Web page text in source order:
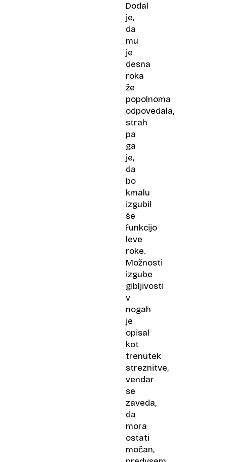
Dodal
je,
da
mu
je
desna
roka
že
popolnoma
odpovedala,
strah
pa
ga
je,
da
bo
kmalu
izgubil
še
funkcijo
leve
roke.
Možnosti
izgube
gibljivosti
v
nogah
je
opisal
kot
trenutek
streznitve,
vendar
se
zaveda,
da
mora
ostati
močan,